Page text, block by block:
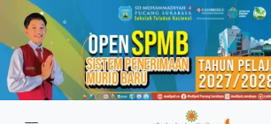
Skip
content